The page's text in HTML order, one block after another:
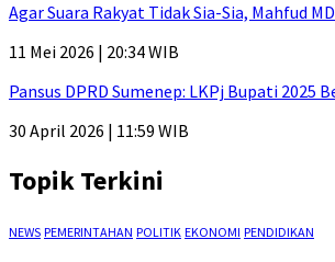
Agar Suara Rakyat Tidak Sia-Sia, Mahfud
11 Mei 2026 | 20:34 WIB
Pansus DPRD Sumenep: LKPj Bupati
30 April 2026 | 11:59 WIB
Topik Terkini
NEWS PEMERINTAHAN POLITIK EKONOMI PENDIDIKAN